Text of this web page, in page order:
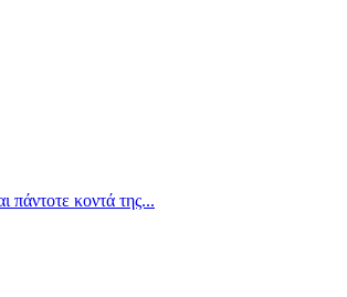
πάντοτε κοντά της...